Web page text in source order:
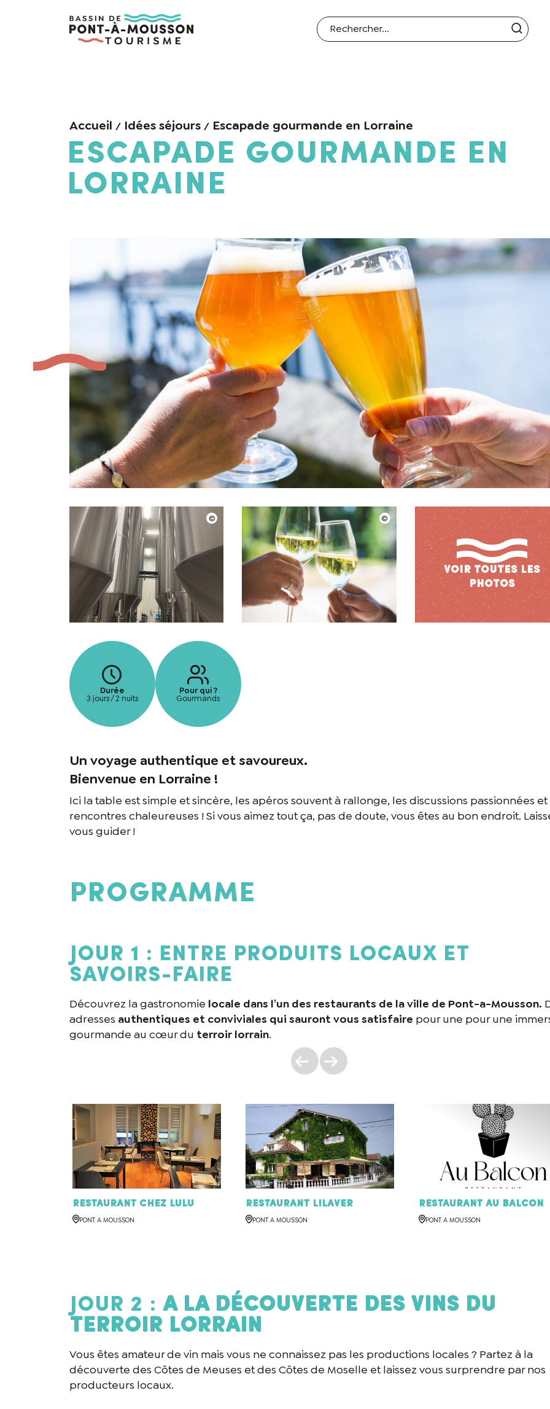
Accueil Idées séjours Escapade gourmande en Lorraine
Escapade gourmande en
Lorraine
Durée
3 jours / 2 nuits
Pour qui ?
Gourmands
Un voyage authentique et savoureux.
Bienvenue en Lorraine !
Ici la table est simple et sincère, les apéros souvent à rallonge, les discussions passionnées et
rencontres chaleureuses ! Si vous aimez tout ça, pas de doute, vous êtes au bon endroit.
vous guider !
Programme
Jour 1 : Entre produits locaux et
savoirs-faire
Découvrez la gastronomie locale dans l’un des restaurants de la ville de Pont-a-Mousson.
adresses authentiques et conviviales qui sauront vous satisfaire pour une pour une
gourmande au cœur du terroir lorrain.
Restaurant Chez Lulu
PONT A MOUSSON
Restaurant Lilaver
PONT A MOUSSON
Restaurant Au Balcon
PONT A MOUSSON
JOUR 2 : A la découverte des vins du
terroir Lorrain
Vous êtes amateur de vin mais vous ne connaissez pas les productions locales ? Partez à la
découverte des Côtes de Meuses et des Côtes de Moselle et laissez vous surprendre par nos
producteurs locaux.